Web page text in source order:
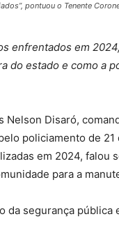
pontuou o Tenente
enfrentados em
do estado e como a
Disaró,
policiamento de 21
em 2024, falou
para a
da segurança pública